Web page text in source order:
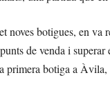
botigues, en va
de venda i
primera botiga a